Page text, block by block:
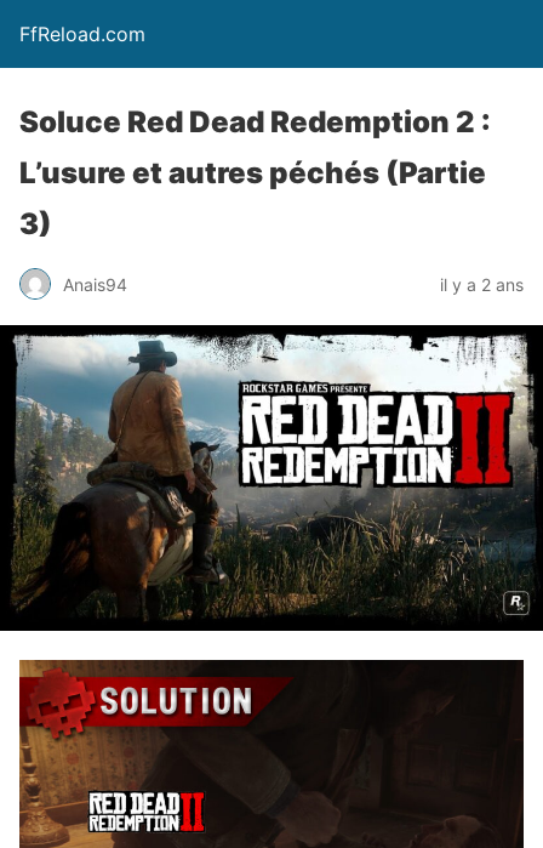
FfReload.com
Soluce Red Dead Redemption 2 :
L’usure et autres péchés (Partie
3)
Anais94 il y a 2 ans